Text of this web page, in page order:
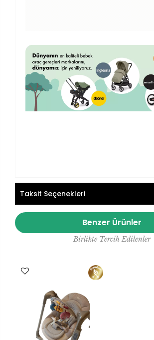
Taksit Seçenekleri
Benzer Ürünler
Birlikte Tercih Edilenler